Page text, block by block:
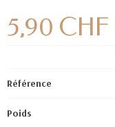
5,90 CHF
Référence
Poids